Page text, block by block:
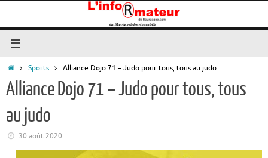
contenu
Accueil
Sports Alliance Dojo 71 – Judo pour tous, tous au judo
Alliance Dojo 71 – Judo pour tous, tous
au judo
30 août 2020